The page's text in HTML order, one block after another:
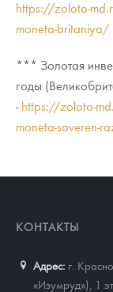
https://zoloto-
moneta-britaniya/
*** Золотая
годы
- https://zoloto-
moneta-soveren-
КОНТАКТЫ
Адрес: г.
«Изумруд»), 1